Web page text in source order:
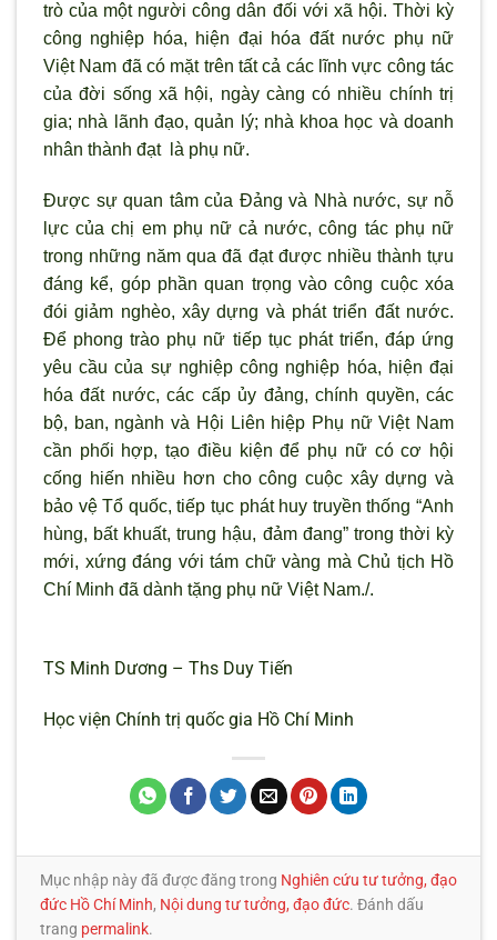
trò của một người công dân đối với xã hội. Thời kỳ
công nghiệp hóa, hiện đại hóa đất nước phụ nữ
Việt Nam đã có mặt trên tất cả các lĩnh vực công tác
của đời sống xã hội, ngày càng có nhiều chính trị
gia; nhà lãnh đạo, quản lý; nhà khoa học và doanh
nhân thành đạt là phụ nữ.
Được sự quan tâm của Đảng và Nhà nước, sự nỗ
lực của chị em phụ nữ cả nước, công tác phụ nữ
trong những năm qua đã đạt được nhiều thành tựu
đáng kể, góp phần quan trọng vào công cuộc xóa
đói giảm nghèo, xây dựng và phát triển đất nước.
Ðể phong trào phụ nữ tiếp tục phát triển, đáp ứng
yêu cầu của sự nghiệp công nghiệp hóa, hiện đại
hóa đất nước, các cấp ủy đảng, chính quyền, các
bộ, ban, ngành và Hội Liên hiệp Phụ nữ Việt Nam
cần phối hợp, tạo điều kiện để phụ nữ có cơ hội
cống hiến nhiều hơn cho công cuộc xây dựng và
bảo vệ Tổ quốc, tiếp tục phát huy truyền thống “Anh
hùng, bất khuất, trung hậu, đảm đang” trong thời kỳ
mới, xứng đáng với tám chữ vàng mà Chủ tịch Hồ
Chí Minh đã dành tặng phụ nữ Việt Nam./.
TS Minh Dương – Ths Duy Tiến
Học viện Chính trị quốc gia Hồ Chí Minh
Mục nhập này đã được đăng trong Nghiên cứu tư tưởng, đạo
đức Hồ Chí Minh, Nội dung tư tưởng, đạo đức. Đánh dấu
trang permalink.